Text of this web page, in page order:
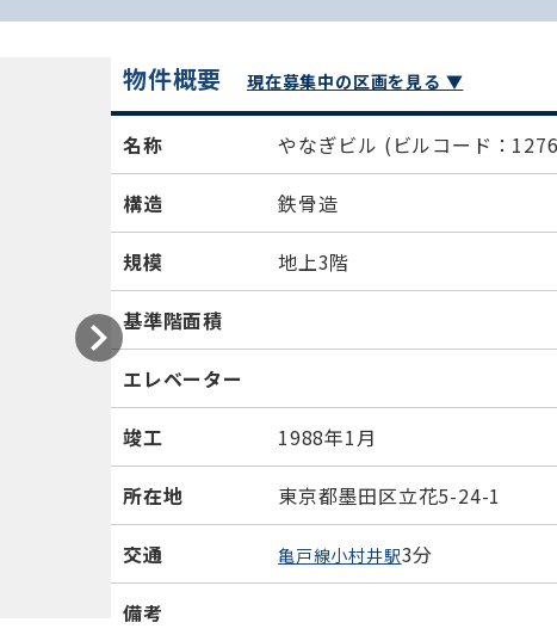
物件概要 現在募集中の区画を見る ▼
名称 やなぎビル (ビルコード：
構造 鉄骨造
規模 地上3階
基準階面積
エレベーター
竣工 1988年1月
所在地 東京都墨田区立花5-24-1
交通 亀戸線小村井駅3分
備考